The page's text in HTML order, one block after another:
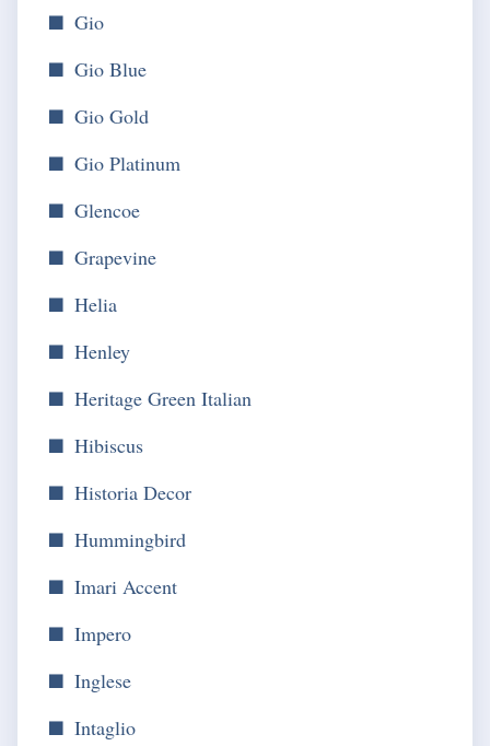
Gio
Gio Blue
Gio Gold
Gio Platinum
Glencoe
Grapevine
Helia
Henley
Heritage Green Italian
Hibiscus
Historia Decor
Hummingbird
Imari Accent
Impero
Inglese
Intaglio